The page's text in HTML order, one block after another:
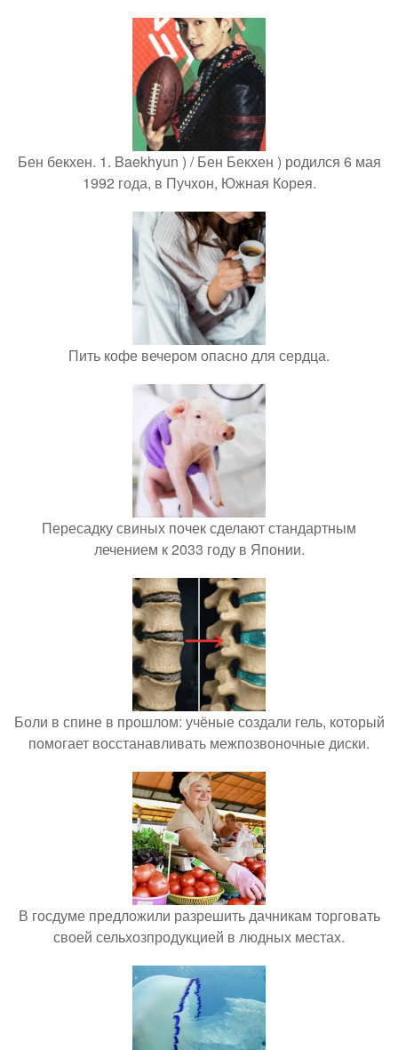
Бен бекхен. 1. Baekhyun ) / Бен Бекхен ) родился 6 мая
1992 года, в Пучхон, Южная Корея.
Пить кофе вечером опасно для сердца.
Пересадку свиных почек сделают стандартным
лечением к 2033 году в Японии.
Боли в спине в прошлом: учёные создали гель, который
помогает восстанавливать межпозвоночные диски.
В госдуме предложили разрешить дачникам торговать
своей сельхозпродукцией в людных местах.